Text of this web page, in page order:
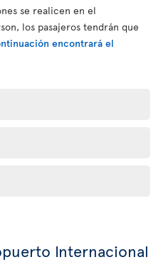
se realicen en el
los pasajeros tendrán que
encontrará el
Internacional